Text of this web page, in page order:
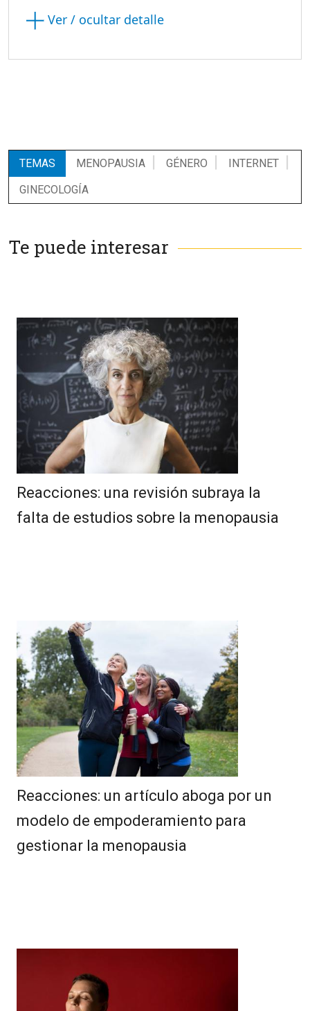
Ver / ocultar detalle
TEMAS MENOPAUSIA GÉNERO
INTERNET
GINECOLOGÍA
Te puede interesar
Reacciones: una revisión subraya la
falta de estudios sobre la menopausia
Reacciones: un artículo aboga por un
modelo de empoderamiento para
gestionar la menopausia